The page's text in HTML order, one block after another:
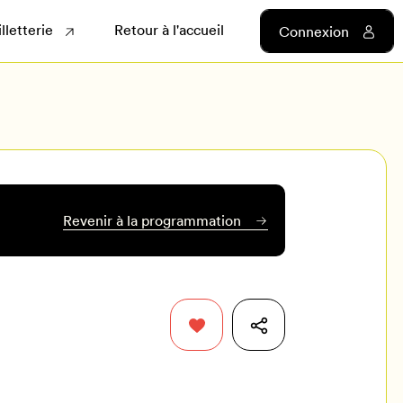
Retour à l'accueil Connexion
Revenir à la programmation